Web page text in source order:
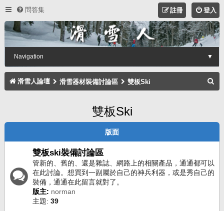
問答集 登入
註冊
Navigation ▼
滑雪人論壇 滑雪器材裝備討論區 雙板Ski
雙板Ski
版面
雙板ski裝備討論區
管新的、舊的、還是雜誌、網路上的相關產品，通通都可以
在此討論。想買到一副屬於自己的神兵利器，或是秀自己的
裝備，通通在此留言就對了。
版主: norman
主題: 39